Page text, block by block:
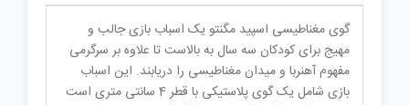
گوی مغناطیسی اسپید مگنتو یک اسباب بازی جالب و
مهیج برای کودکان سه سال به بالاست تا علاوه بر سرگرمی
مفهوم آهنربا و میدان مغناطیسی را دریابند. این اسباب
بازی شامل یک گوی پلاستیکی با قطر 4 سانتی متری است